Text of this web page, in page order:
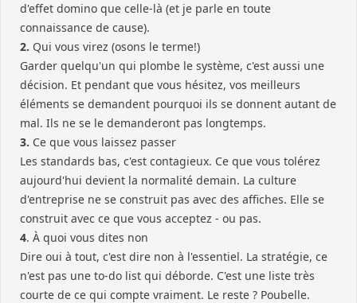
d'effet domino que celle-là (et je parle en toute
connaissance de cause).
2. Qui vous virez (osons le terme!)
Garder quelqu'un qui plombe le système, c'est aussi une
décision. Et pendant que vous hésitez, vos meilleurs
éléments se demandent pourquoi ils se donnent autant de
mal. Ils ne se le demanderont pas longtemps.
3. Ce que vous laissez passer
Les standards bas, c'est contagieux. Ce que vous tolérez
aujourd'hui devient la normalité demain. La culture
d'entreprise ne se construit pas avec des affiches. Elle se
construit avec ce que vous acceptez - ou pas.
4. À quoi vous dites non
Dire oui à tout, c'est dire non à l'essentiel. La stratégie, ce
n'est pas une to-do list qui déborde. C'est une liste très
courte de ce qui compte vraiment. Le reste ? Poubelle.